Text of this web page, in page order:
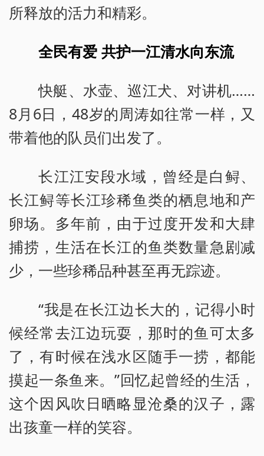
所释放的活力和精彩。
全民有爱 共护一江清水向东流
快艇、水壶、巡江犬、对讲机……
8月6日，48岁的周涛如往常一样，又
带着他的队员们出发了。
长江江安段水域，曾经是白鲟、
长江鲟等长江珍稀鱼类的栖息地和产
卵场。多年前，由于过度开发和大肆
捕捞，生活在长江的鱼类数量急剧减
少，一些珍稀品种甚至再无踪迹。
“我是在长江边长大的，记得小时
候经常去江边玩耍，那时的鱼可太多
了，有时候在浅水区随手一捞，都能
摸起一条鱼来。”回忆起曾经的生活，
这个因风吹日晒略显沧桑的汉子，露
出孩童一样的笑容。